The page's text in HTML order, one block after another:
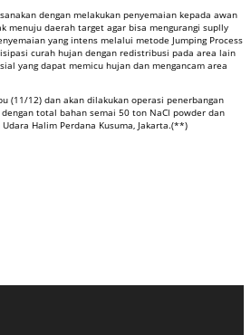
dengan melakukan penyemaian kepada awan
menuju daerah target agar bisa mengurangi suplly
yang intens melalui metode Jumping Process
curah hujan dengan redistribusi pada area lain
yang dapat memicu hujan dan mengancam area
(11/12) dan akan dilakukan operasi penerbangan
total bahan semai 50 ton NaCl powder dan
Halim Perdana Kusuma, Jakarta.(**)